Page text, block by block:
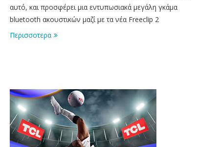
αυτό, και προσφέρει μια εντυπωσιακά μεγάλη γκάμα
bluetooth ακουστικών μαζί με τα νέα Freeclip 2
Περισσοτερα